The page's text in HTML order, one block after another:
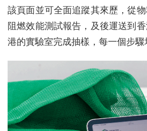
該頁面並可全面追蹤其來歷，從
阻燃效能測試報告，及後運送到
港的實驗室完成抽樣，每一個步驟